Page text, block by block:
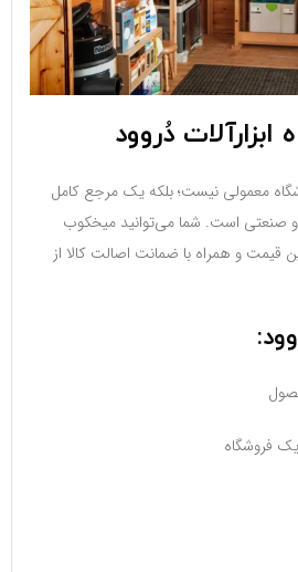
دُروود
معمولی نیست؛ بلکه یک مرجع کامل
و صنعتی است. شما می‌توانید میخکوب
قیمت و همراه با ضمانت اصالت کالا از
فروشگاه